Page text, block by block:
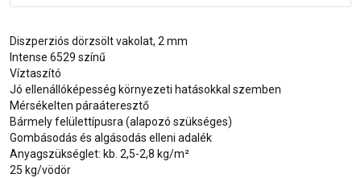
Diszperziós dörzsölt vakolat, 2 mm
Intense 6529 színű
Víztaszító
Jó ellenállóképesség környezeti hatásokkal szemben
Mérsékelten páraáteresztő
Bármely felülettípusra (alapozó szükséges)
Gombásodás és algásodás elleni adalék
Anyagszükséglet: kb. 2,5-2,8 kg/m²
25 kg/vödör